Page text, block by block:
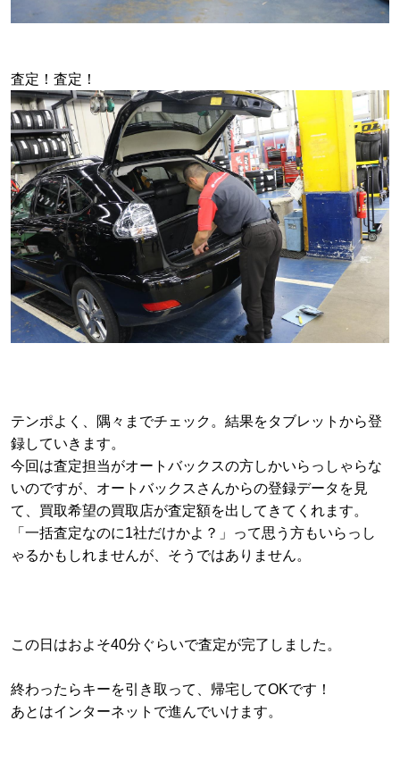
査定！査定！
テンポよく、隅々までチェック。結果をタブレットから登
録していきます。
今回は査定担当がオートバックスの方しかいらっしゃらな
いのですが、オートバックスさんからの登録データを見
て、買取希望の買取店が査定額を出してきてくれます。
「一括査定なのに1社だけかよ？」って思う方もいらっし
ゃるかもしれませんが、そうではありません。
この日はおよそ40分ぐらいで査定が完了しました。
終わったらキーを引き取って、帰宅してOKです！
あとはインターネットで進んでいけます。